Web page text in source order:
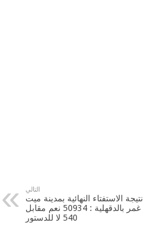
التالي
نتيجة الاستفتاء النهائية بمدينة ميت
غمر بالدقهلية : 50934 نعم مقابل
540 لا للدستور